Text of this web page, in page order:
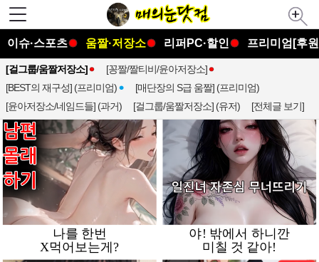
이슈·스포츠 움짤·저장소 리퍼PC·할인 프리미엄[후
[걸그룹/움짤저장소]
[꽁짤/짤티비/윤아저장소]
[BEST의 재구성] (프리미엄)
[매단장의 S급 움짤] (프리미엄)
[윤아저장소/네임드들] (과거)
[걸그룹/움짤저장소] (유저) [전체글 보기]